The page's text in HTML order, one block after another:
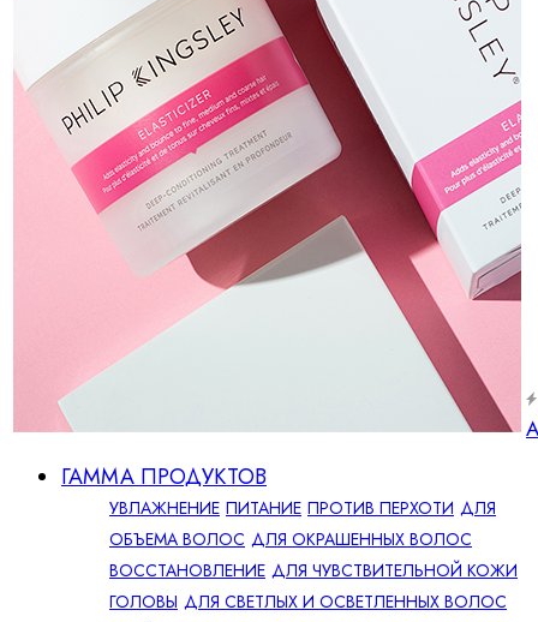
ГАММА ПРОДУКТОВ
УВЛАЖНЕНИЕ ПИТАНИЕ ПРОТИВ ПЕРХОТИ ДЛЯ
ОБЪЕМА ВОЛОС ДЛЯ ОКРАШЕННЫХ ВОЛОС
ВОССТАНОВЛЕНИЕ ДЛЯ ЧУВСТВИТЕЛЬНОЙ КОЖИ
ГОЛОВЫ ДЛЯ СВЕТЛЫХ И ОСВЕТЛЕННЫХ ВОЛОС